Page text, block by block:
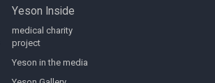
Yeson Inside
medical charity
project
Yeson in the media